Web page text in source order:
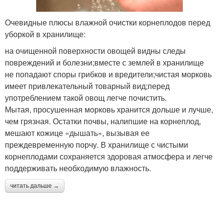
Очевидные плюсы влажной очистки корнеплодов перед
уборкой в хранилище:
на очищенной поверхности овощей видны следы
повреждений и болезни;вместе с землей в хранилище
не попадают споры грибков и вредители;чистая морковь
имеет привлекательный товарный вид;перед
употреблением такой овощ легче почистить.
Мытая, просушенная морковь хранится дольше и лучше,
чем грязная. Остатки почвы, налипшие на корнеплод,
мешают кожице «дышать», вызывая ее
преждевременную порчу. В хранилище с чистыми
корнеплодами сохраняется здоровая атмосфера и легче
поддерживать необходимую влажность.
читать дальше →